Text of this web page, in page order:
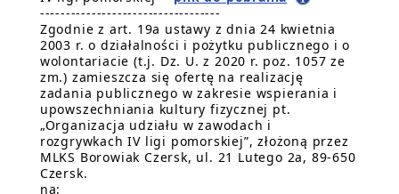
-----------------------------------
Zgodnie z art. 19a ustawy z dnia 24 kwietnia
2003 r. o działalności i pożytku publicznego i o
wolontariacie (t.j. Dz. U. z 2020 r. poz. 1057 ze
zm.) zamieszcza się ofertę na realizację
zadania publicznego w zakresie wspierania i
upowszechniania kultury fizycznej pt.
„Organizacja udziału w zawodach i
rozgrywkach IV ligi pomorskiej”, złożoną przez
MLKS Borowiak Czersk, ul. 21 Lutego 2a, 89-650
Czersk.
na: